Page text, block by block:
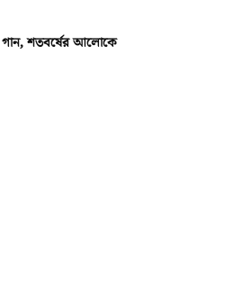
গান, শতবর্ষের আলোকে